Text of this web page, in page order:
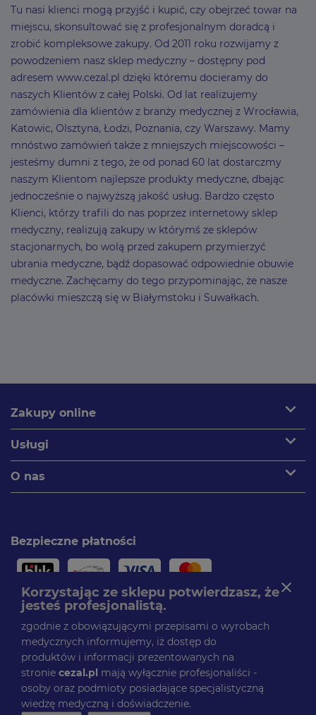
Tu nasi klienci mogą przyjść i kupić, czy obejrzeć towar na
miejscu, skonsultować się z profesjonalnym doradcą i
zrobić kompleksowe zakupy. Od 2011 roku rozwijamy z
powodzeniem nasz sklep medyczny – dostępny pod
adresem www.cezal.pl dzięki któremu docieramy do
naszych Klientów z całej Polski. Od lat realizujemy
zamówienia dla klientów z branży medycznej z Wrocławia,
Katowic, Olsztyna, Łodzi, Poznania, czy Warszawy. Mamy
mnóstwo zamówień także z mniejszych miejscowości –
jesteśmy dumni z tego, że od ponad 60 lat dostarczmy
naszym Klientom najlepsze produkty medyczne, dbając
jednocześnie o najwyższą jakość usług. Bardzo często
Klienci, którzy trafili do nas poprzez internetowy sklep
medyczny, realizują zakupy w którymś ze sklepów
stacjonarnych, bo wolą przed zakupem przymierzyć
ubrania medyczne, bądź dopasować odpowiednie obuwie
medyczne. Zachęcamy do tego przypominając, że nasze
placówki mieszczą się w Białymstoku i Suwałkach.
Zakupy online expand_more
Usługi expand_more
O nas expand_more
Bezpieczne płatności
Paczki dostarczamy
Obserwuj nas
Facebook
Korzystając ze sklepu potwierdzasz, że
jesteś profesjonalistą.
zgodnie z obowiązującymi przepisami o wyrobach
medycznych informujemy, iż dostęp do
produktów i informacji prezentowanych na
stronie cezal.pl mają wyłącznie profesjonaliści -
osoby oraz podmioty posiadające specjalistyczną
wiedzę medyczną i doświadczenie.
close